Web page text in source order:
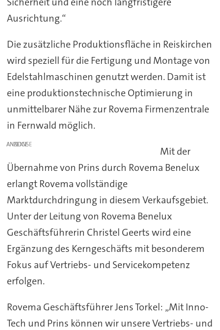
Ausrichtung.“
Die zusätzliche Produktionsfläche in Reiskirchen
wird speziell für die Fertigung und Montage von
Edelstahlmaschinen genutzt werden. Damit ist
eine produktionstechnische Optimierung in
unmittelbarer Nähe zur Rovema Firmenzentrale
in Fernwald möglich.
ANZEIGE
Mit der
Übernahme von Prins durch Rovema Benelux
erlangt Rovema vollständige
Marktdurchdringung in diesem Verkaufsgebiet.
Unter der Leitung von Rovema Benelux
Geschäftsführerin Christel Geerts wird eine
Ergänzung des Kerngeschäfts mit besonderem
Fokus auf Vertriebs- und Servicekompetenz
erfolgen.
Rovema Geschäftsführer Jens Torkel: „Mit Inno-
Tech und Prins können wir unsere Vertriebs- und